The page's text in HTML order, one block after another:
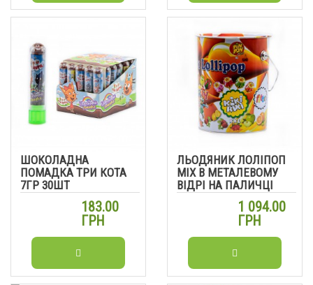
ШОКОЛАДНА
ПОМАДКА ТРИ КОТА
7ГР 30ШТ
183.00
ГРН
ЛЬОДЯНИК ЛОЛІПОП
МІХ В МЕТАЛЕВОМУ
ВІДРІ НА ПАЛИЧЦІ
АСОРТІ 18ГР 180ШТ
1 094.00
ГРН